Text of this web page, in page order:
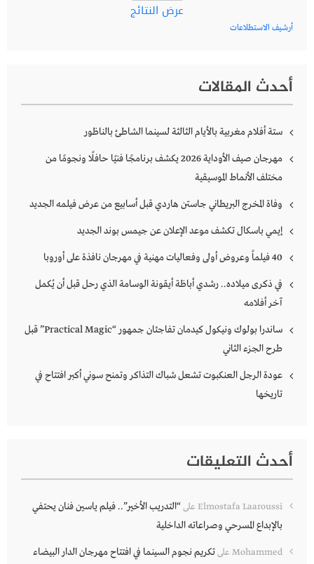
عرض النتائج
أرشيف الاستطلاعات
أحدث المقالات
ستة أفلام مغربية بالأيام الثالثة لسينما الشاطئ بالناظور
مهرجان صيف الأوداية 2026 يكشف برنامجًا فنيًا حافلًا ونجومًا من
مختلف الأنماط الموسيقية
وفاة المخرج البريطاني جاستن هاردي قبل أسابيع من عرض فيلمه الجديد
إيمي باسكال تكشف موعد الإعلان عن جيمس بوند الجديد
40 فيلماً وعروض أولى وفعاليات مهنية في مهرجان نافذة على أوروبا
في ذكرى ميلاده.. رشدي أباظة أيقونة الوسامة الذي رحل قبل أن يُكمل
آخر أفلامه
ساندرا بولوك ونيكول كيدمان تفاجئان جمهور “Practical Magic” قبل
طرح الجزء الثاني
عودة الرجل العنكبوت تشعل شباك التذاكر وتمنح سوني أكبر افتتاح في
تاريخها
أحدث التعليقات
Elmostafa Laaroussi على“التدريب الأخير”.. فيلم ياسين فنان يحتفي
بالإبداع المسرحي وصراعاته الداخلية
Mohammed علىتكريم نجوم السينما في افتتاح مهرجان الدار البيضاء